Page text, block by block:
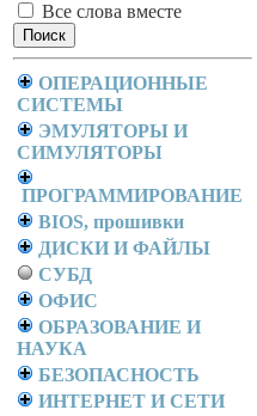
Все слова вместе
ОПЕРАЦИОННЫЕ
СИСТЕМЫ
ЭМУЛЯТОРЫ И
СИМУЛЯТОРЫ
ПРОГРАММИРОВАНИЕ
BIOS, прошивки
ДИСКИ И ФАЙЛЫ
СУБД
ОФИС
ОБРАЗОВАНИЕ И
НАУКА
БЕЗОПАСНОСТЬ
ИНТЕРНЕТ И СЕТИ